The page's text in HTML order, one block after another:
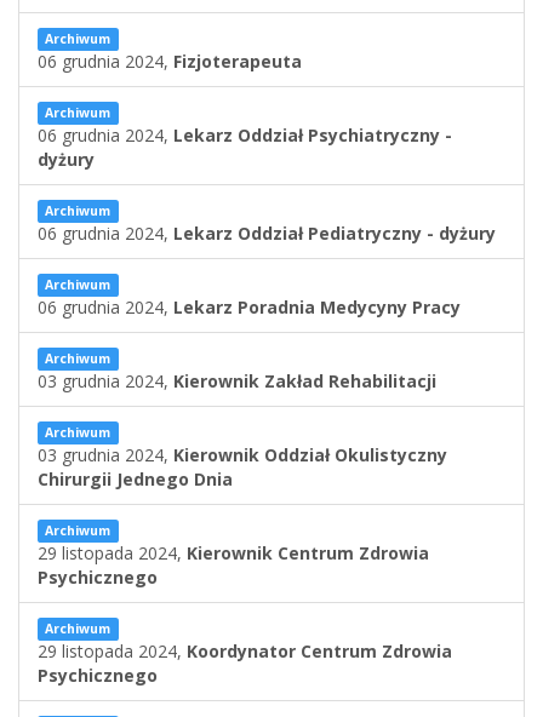
Archiwum
06 grudnia 2024, Fizjoterapeuta
Archiwum
06 grudnia 2024, Lekarz Oddział Psychiatryczny -
dyżury
Archiwum
06 grudnia 2024, Lekarz Oddział Pediatryczny - dyżury
Archiwum
06 grudnia 2024, Lekarz Poradnia Medycyny Pracy
Archiwum
03 grudnia 2024, Kierownik Zakład Rehabilitacji
Archiwum
03 grudnia 2024, Kierownik Oddział Okulistyczny
Chirurgii Jednego Dnia
Archiwum
29 listopada 2024, Kierownik Centrum Zdrowia
Psychicznego
Archiwum
29 listopada 2024, Koordynator Centrum Zdrowia
Psychicznego